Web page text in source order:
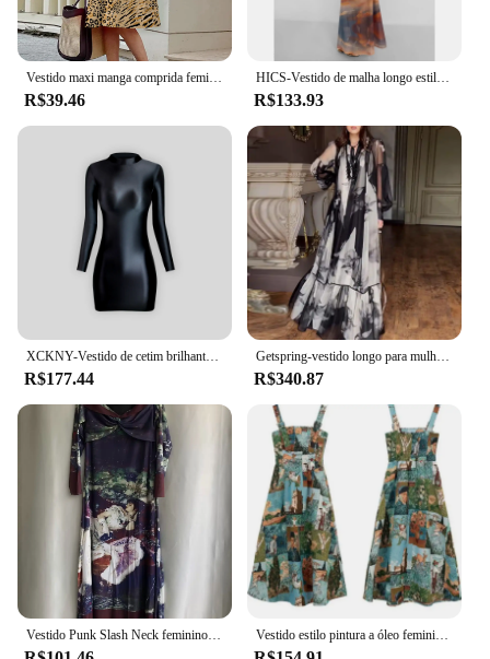
R$39.46
HICS-Vestido de malha longo estilo francês férias feminino, gola balançando, vestido de manga comprida trompete, pintura a óleo, verão, novo
R$133.93
R$177.44
Getspring-vestido longo para mulheres, retro, impressão a tinta, manga lanterna, lace-up, babados, v pescoço, solto, casual, combinar tudo, outono, 2022
R$340.87
Vestido estilo pintura a óleo feminino, conjunto de camisa estampada coreana, manga comprida, pescoço pontudo, conjunto de 2 peças, Primavera, Verão, 2022